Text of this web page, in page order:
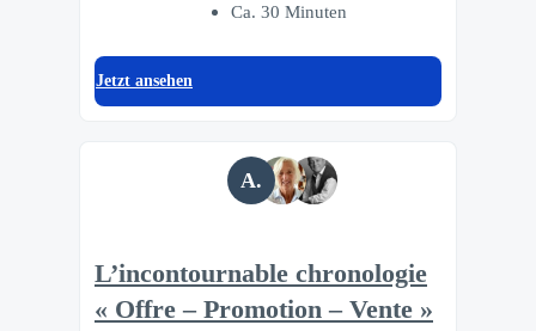
Ca. 30 Minuten
Jetzt ansehen
A.
L’incontournable chronologie
« Offre – Promotion – Vente »